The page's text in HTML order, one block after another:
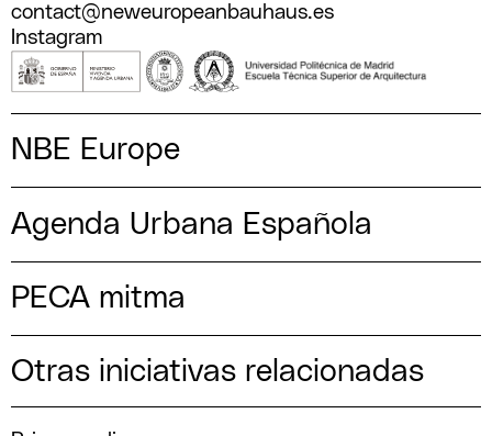
contact@neweuropeanbauhaus.es
Instagram
NBE Europe
Agenda Urbana Española
PECA mitma
Otras iniciativas relacionadas